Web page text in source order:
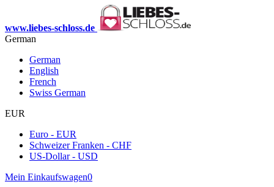
www.liebes-schloss.de
German
German
English
French
Swiss German
EUR
Euro - EUR
Schweizer Franken - CHF
US-Dollar - USD
Mein Einkaufswagen0